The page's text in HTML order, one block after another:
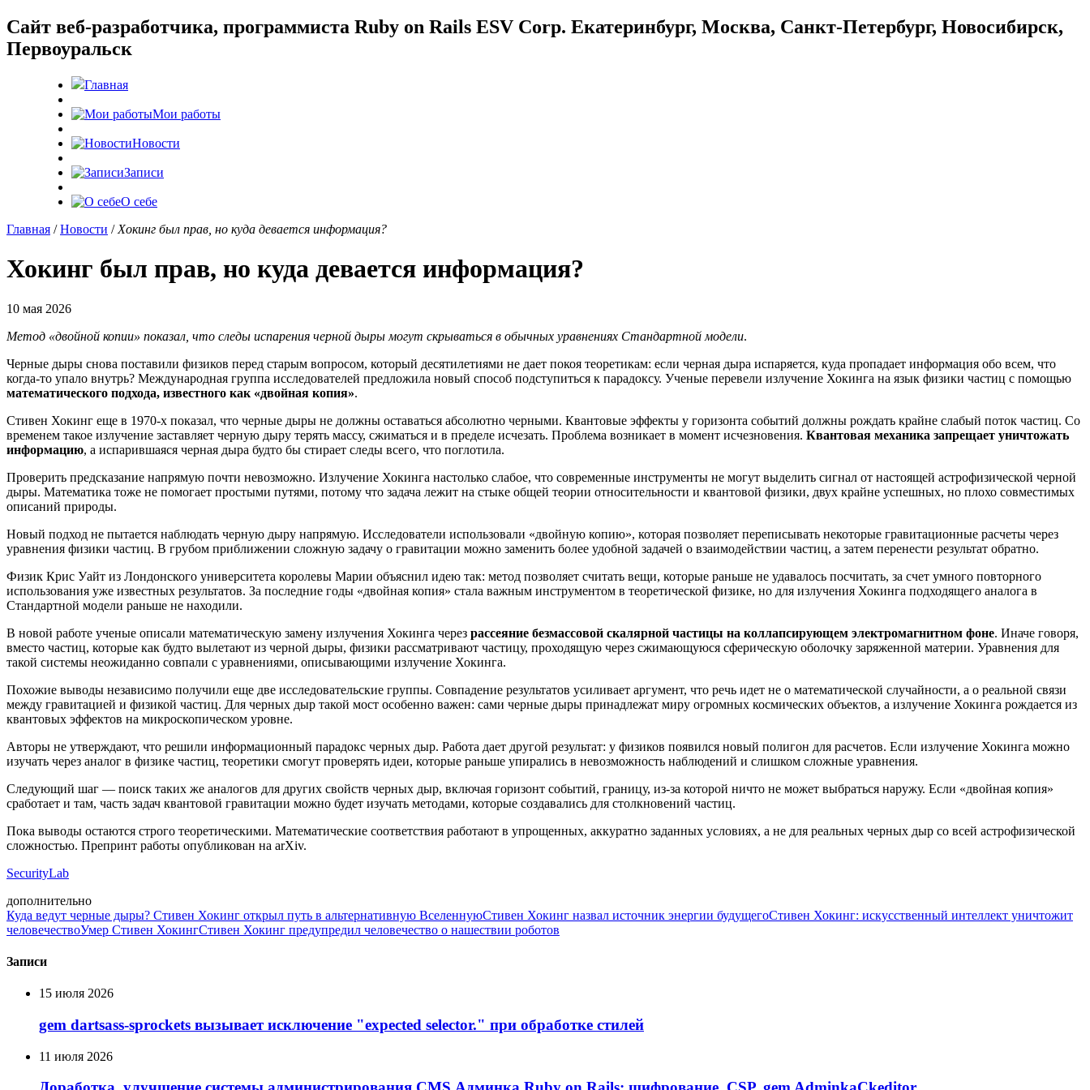
Cайт веб-разработчика, программиста Ruby on Rails ESV Corp. Екатеринбург, Москва, Санкт-Петербург, Новосибирск,
Первоуральск
Главная
Мои работы
Новости
Записи
О себе
Главная /Новости / Хокинг был прав, но куда девается информация?
Хокинг был прав, но куда девается информация?
10 мая 2026
Метод «двойной копии» показал, что следы испарения черной дыры могут скрываться в обычных уравнениях Стандартной модели.
Черные дыры снова поставили физиков перед старым вопросом, который десятилетиями не дает покоя теоретикам: если черная дыра испаряется, куда пропадает информация обо всем, что
когда-то упало внутрь? Международная группа исследователей предложила новый способ подступиться к парадоксу. Ученые перевели излучение Хокинга на язык физики частиц с помощью
математического подхода, известного как «двойная копия».
Стивен Хокинг еще в 1970-х показал, что черные дыры не должны оставаться абсолютно черными. Квантовые эффекты у горизонта событий должны рождать крайне слабый поток частиц. Со
временем такое излучение заставляет черную дыру терять массу, сжиматься и в пределе исчезать. Проблема возникает в момент исчезновения. Квантовая механика запрещает уничтожать
информацию, а испарившаяся черная дыра будто бы стирает следы всего, что поглотила.
Проверить предсказание напрямую почти невозможно. Излучение Хокинга настолько слабое, что современные инструменты не могут выделить сигнал от настоящей астрофизической черной
дыры. Математика тоже не помогает простыми путями, потому что задача лежит на стыке общей теории относительности и квантовой физики, двух крайне успешных, но плохо совместимых
описаний природы.
Новый подход не пытается наблюдать черную дыру напрямую. Исследователи использовали «двойную копию», которая позволяет переписывать некоторые гравитационные расчеты через
уравнения физики частиц. В грубом приближении сложную задачу о гравитации можно заменить более удобной задачей о взаимодействии частиц, а затем перенести результат обратно.
Физик Крис Уайт из Лондонского университета королевы Марии объяснил идею так: метод позволяет считать вещи, которые раньше не удавалось посчитать, за счет умного повторного
использования уже известных результатов. За последние годы «двойная копия» стала важным инструментом в теоретической физике, но для излучения Хокинга подходящего аналога в
Стандартной модели раньше не находили.
В новой работе ученые описали математическую замену излучения Хокинга через рассеяние безмассовой скалярной частицы на коллапсирующем электромагнитном фоне. Иначе говоря,
вместо частиц, которые как будто вылетают из черной дыры, физики рассматривают частицу, проходящую через сжимающуюся сферическую оболочку заряженной материи. Уравнения для
такой системы неожиданно совпали с уравнениями, описывающими излучение Хокинга.
Похожие выводы независимо получили еще две исследовательские группы. Совпадение результатов усиливает аргумент, что речь идет не о математической случайности, а о реальной связи
между гравитацией и физикой частиц. Для черных дыр такой мост особенно важен: сами черные дыры принадлежат миру огромных космических объектов, а излучение Хокинга рождается из
квантовых эффектов на микроскопическом уровне.
Авторы не утверждают, что решили информационный парадокс черных дыр. Работа дает другой результат: у физиков появился новый полигон для расчетов. Если излучение Хокинга можно
изучать через аналог в физике частиц, теоретики смогут проверять идеи, которые раньше упирались в невозможность наблюдений и слишком сложные уравнения.
Следующий шаг — поиск таких же аналогов для других свойств черных дыр, включая горизонт событий, границу, из-за которой ничто не может выбраться наружу. Если «двойная копия»
сработает и там, часть задач квантовой гравитации можно будет изучать методами, которые создавались для столкновений частиц.
Пока выводы остаются строго теоретическими. Математические соответствия работают в упрощенных, аккуратно заданных условиях, а не для реальных черных дыр со всей астрофизической
сложностью. Препринт работы опубликован на arXiv.
SecurityLab
дополнительно
Куда ведут черные дыры? Стивен Хокинг открыл путь в альтернативную ВселеннуюСтивен Хокинг назвал источник энергии будущегоСтивен Хокинг: искусственный интеллект уничтожит
человечествоУмер Стивен ХокингСтивен Хокинг предупредил человечество о нашествии роботов
Записи
15 июля 2026
gem dartsass-sprockets вызывает исключение "expected selector." при обработке стилей
11 июля 2026